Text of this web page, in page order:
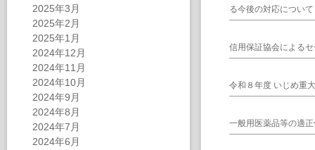
2025年3月
2025年2月
2025年1月
2024年12月
2024年11月
2024年10月
2024年9月
2024年8月
2024年7月
2024年6月
る今後の対応につい
信用保証協会による
令和８年度 いじめ重
一般用医薬品等の適